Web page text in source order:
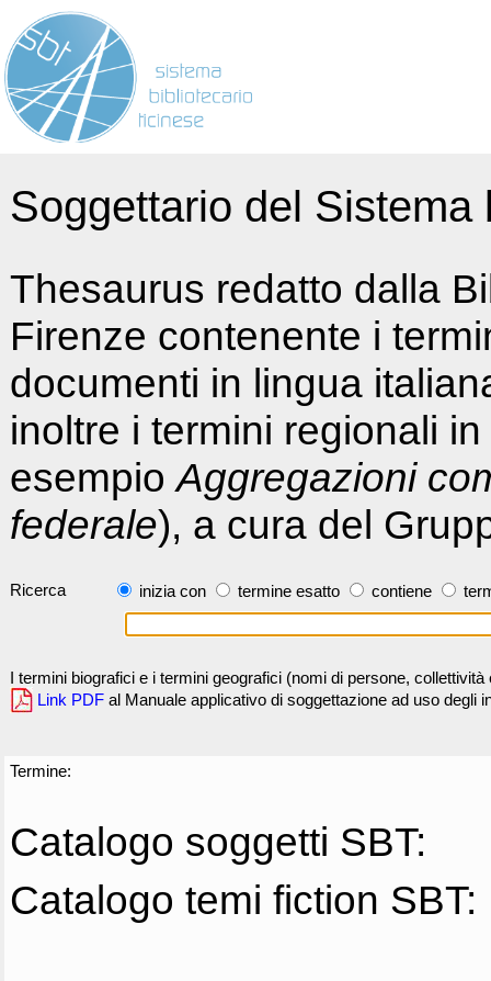
Soggettario del
Thesaurus redatto dalla
Firenze contenente i
documenti in lingua
inoltre i termini regionali
esempioAggregazioni
federale), a cura del
Ricerca inizia con termine esatto contiene
I termini biografici e i termini geografici (nomi di persone,
Link PDF al Manuale applicativo di soggettazione ad uso degli
Termine:
Catalogo soggetti SBT:
Catalogo temi fiction SBT: